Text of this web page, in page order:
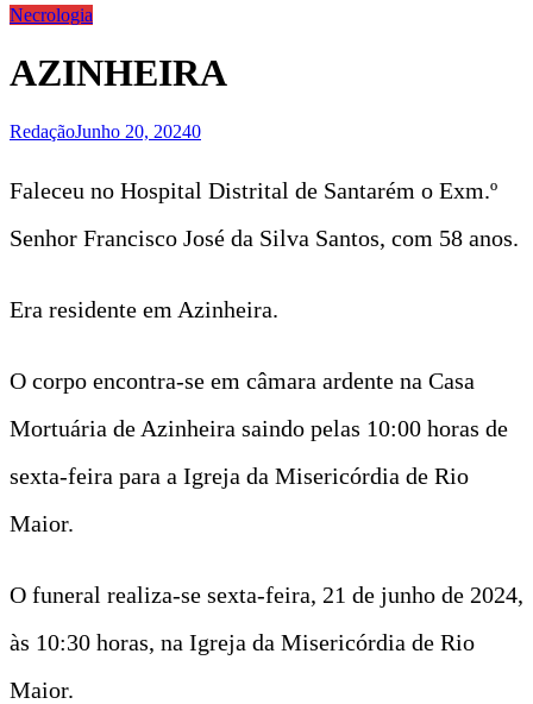
Necrologia
AZINHEIRA
RedaçãoJunho 20, 20240
Faleceu no Hospital Distrital de Santarém o Exm.º
Senhor Francisco José da Silva Santos, com 58 anos.
Era residente em Azinheira.
O corpo encontra-se em câmara ardente na Casa
Mortuária de Azinheira saindo pelas 10:00 horas de
sexta-feira para a Igreja da Misericórdia de Rio
Maior.
O funeral realiza-se sexta-feira, 21 de junho de 2024,
às 10:30 horas, na Igreja da Misericórdia de Rio
Maior.